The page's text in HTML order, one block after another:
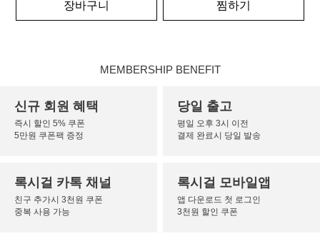
장바구니 찜하기
MEMBERSHIP BENEFIT
신규 회원 혜택
즉시 할인 5% 쿠폰
5만원 쿠폰팩 증정
당일 출고
평일 오후 3시 이전
결제 완료시 당일 발송
록시걸 카톡 채널
친구 추가시 3천원 쿠폰
중복 사용 가능
록시걸 모바일앱
앱 다운로드 첫 로그인
3천원 할인 쿠폰